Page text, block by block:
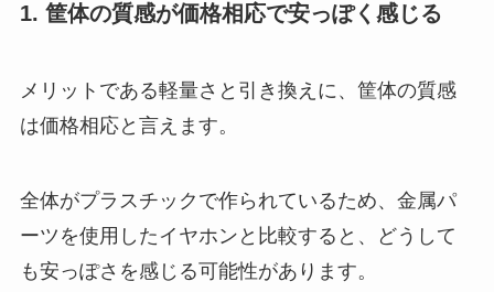
1. 筐体の質感が価格相応で安っぽく感じる
メリットである軽量さと引き換えに、筐体の質感
は価格相応と言えます。
全体がプラスチックで作られているため、金属パ
ーツを使用したイヤホンと比較すると、どうして
も安っぽさを感じる可能性があります。